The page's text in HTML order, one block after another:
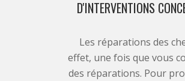
D'INTERVENTIONS
Les réparations des
effet, une fois que vous
des réparations. Pour